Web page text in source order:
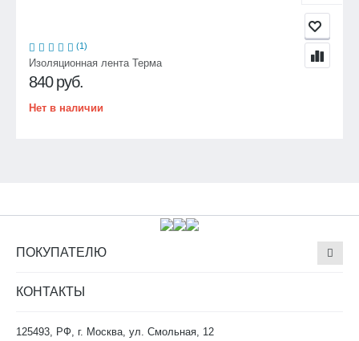
(1)
Изоляционная лента Терма
840 руб.
Нет в наличии
ПОКУПАТЕЛЮ
КОНТАКТЫ
125493, РФ, г. Москва, ул. Смольная, 12